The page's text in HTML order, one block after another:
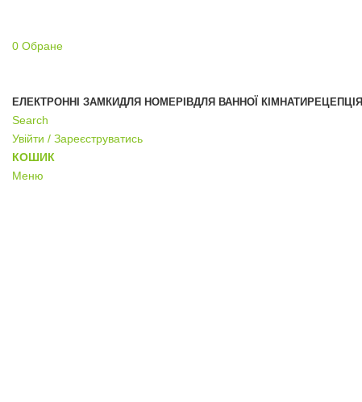
0 Обране
ЕЛЕКТРОННІ ЗАМКИДЛЯ НОМЕРІВДЛЯ ВАННОЇ КІМНАТИ РЕЦЕПЦІЯ
Search
Увійти / Зареєструватись
КОШИК
Меню